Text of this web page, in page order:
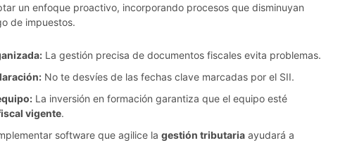
un enfoque proactivo, incorporando procesos que disminuyan
de impuestos.
La gestión precisa de documentos fiscales evita problemas.
No te desvíes de las fechas clave marcadas por el SII.
La inversión en formación garantiza que el equipo esté
vigente.
software que agilice la gestión tributaria ayudará a